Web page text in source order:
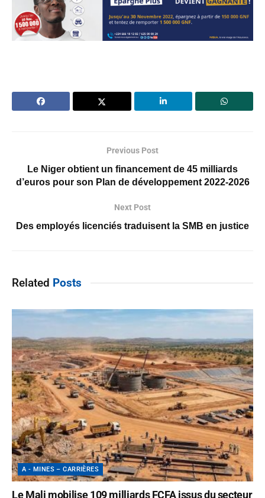
Previous Post
Le Niger obtient un financement de 45 milliards
d’euros pour son Plan de développement 2022-2026
Next Post
Des employés licenciés traduisent la SMB en justice
Related Posts
A - MINES – CARRIÈRES
Le Mali mobilise 109 milliards FCFA issus du secteur